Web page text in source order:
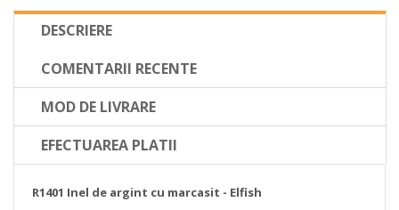
DESCRIERE
COMENTARII RECENTE
MOD DE LIVRARE
EFECTUAREA PLATII
R1401 Inel de argint cu marcasit - Elfish